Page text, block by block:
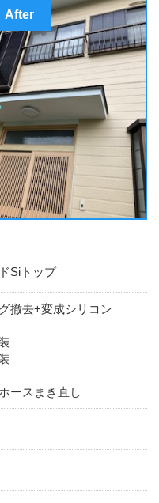
Siトップ
撤去+変成シリコン
ースまき直し